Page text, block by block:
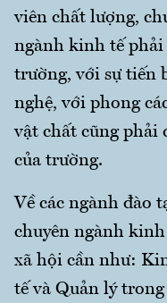
viên chất lượng,
ngành kinh tế
trường, với sự tiến
nghệ, với phong
vật chất cũng phải
của trường.
Về các ngành đào
chuyên ngành
xã hội cần như:
tế và Quản lý